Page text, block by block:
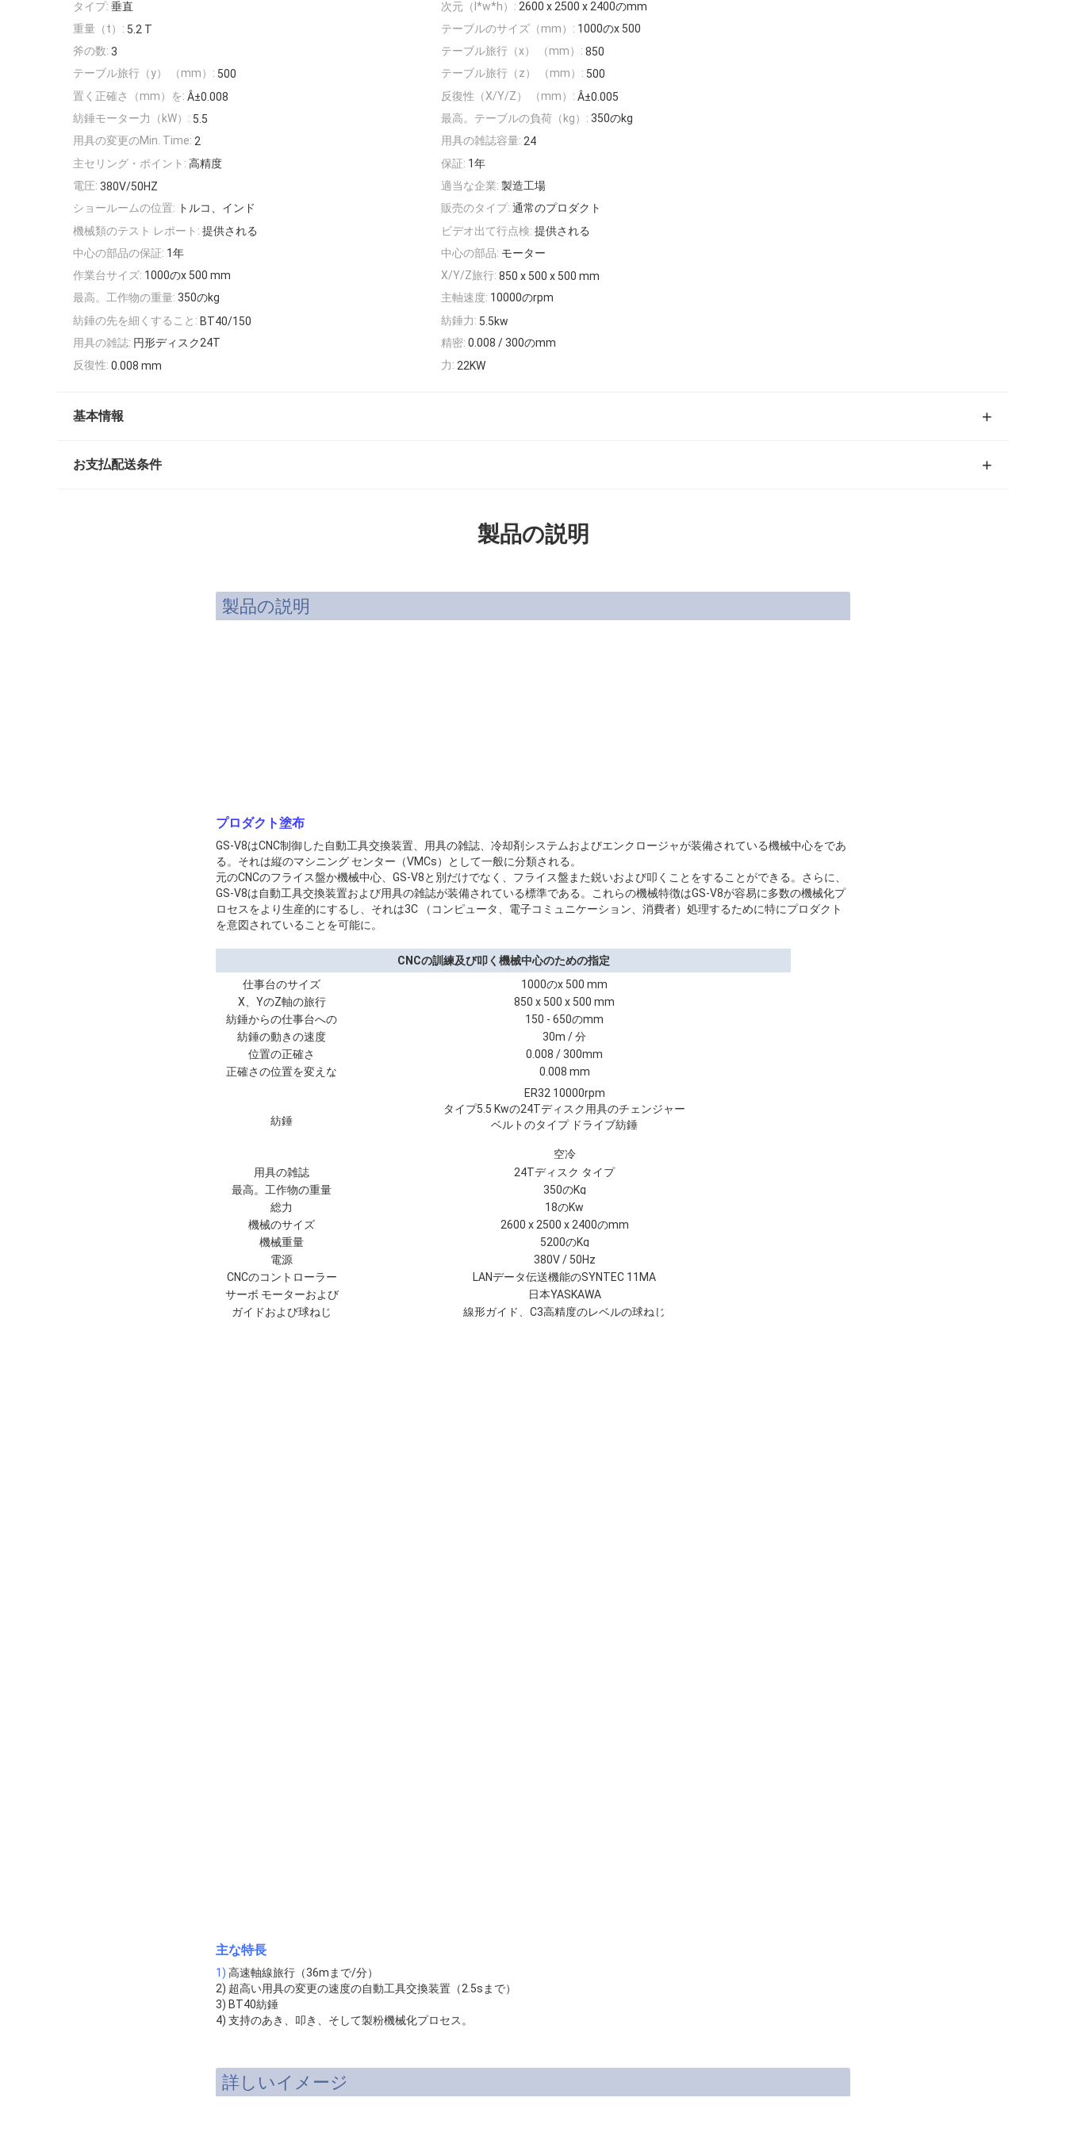
タイプ: 垂直 次元（l*w*h）: 2600 x 2500 x 2400のmm
重量（t）: 5.2 T テーブルのサイズ（mm）: 1000のx 500
斧の数: 3 テーブル旅行（x） （mm）: 850
テーブル旅行（y） （mm）: 500 テーブル旅行（z） （mm）: 500
置く正確さ（mm）を: Â±0.008 反復性（X/Y/Z） （mm）: Â±0.005
紡錘モーター力（kW）: 5.5 最高。テーブルの負荷（kg）: 350のkg
用具の変更のMin. Time: 2 用具の雑誌容量: 24
主セリング・ポイント: 高精度 保証: 1年
電圧: 380V/50HZ 適当な企業: 製造工場
ショールームの位置: トルコ、インド 販売のタイプ: 通常のプロダクト
機械類のテスト レポート: 提供される ビデオ出て行点検: 提供される
中心の部品の保証: 1年 中心の部品: モーター
作業台サイズ: 1000のx 500 mm X/Y/Z旅行: 850 x 500 x 500 mm
最高。工作物の重量: 350のkg 主軸速度: 10000のrpm
紡錘の先を細くすること: BT40/150 紡錘力: 5.5kw
用具の雑誌: 円形ディスク24T 精密: 0.008 / 300のmm
反復性: 0.008 mm 力: 22KW
基本情報
お支払配送条件
製品の説明
製品の説明
プロダクト塗布
GS-V8はCNC制御した自動工具交換装置、用具の雑誌、冷却剤システムおよびエンクロージャが装備されている機械中心をであ
る。それは縦のマシニング センター（VMCs）として一般に分類される。
元のCNCのフライス盤か機械中心、GS-V8と別だけでなく、フライス盤また鋭いおよび叩くことをすることができる。さらに、
GS-V8は自動工具交換装置および用具の雑誌が装備されている標準である。これらの機械特徴はGS-V8が容易に多数の機械化プ
ロセスをより生産的にするし、それは3C （コンピュータ、電子コミュニケーション、消費者）処理するために特にプロダクト
を意図されていることを可能に。
CNCの訓練及び叩く機械中心のための指定
仕事台のサイズ
1000のx 500 mm
X、YのZ軸の旅行
850 x 500 x 500 mm
紡錘からの仕事台への
間隔
150 - 650のmm
紡錘の動きの速度
30m / 分
位置の正確さ
0.008 / 300mm
正確さの位置を変えな
0.008 mm
紡錘
ER32 10000rpm
タイプ5.5 Kwの24Tディスク用具のチェンジャー
ベルトのタイプ ドライブ紡錘
空冷
用具の雑誌
24Tディスク タイプ
最高。工作物の重量
350のKg
総力
18のKw
機械のサイズ
2600 x 2500 x 2400のmm
機械重量
5200のKg
電源
380V / 50Hz
CNCのコントローラー
LANデータ伝送機能のSYNTEC 11MA
サーボ モーターおよび
ドライブ
日本YASKAWA
ガイドおよび球ねじ
線形ガイド、C3高精度のレベルの球ねじ
主な特長
1) 高速軸線旅行（36mまで/分）
2) 超高い用具の変更の速度の自動工具交換装置（2.5sまで）
3) BT40紡錘
4) 支持のあき、叩き、そして製粉機械化プロセス。
詳しいイメージ